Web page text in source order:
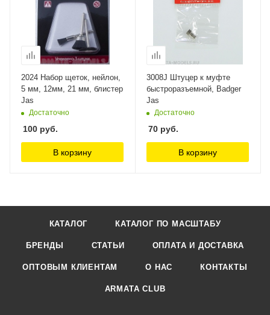
2024 Набор щеток, нейлон,
5 мм, 12мм, 21 мм, блистер
Jas
Достаточно
100 руб.
В корзину
3008J Штуцер к муфте
быстроразъемной, Badger
Jas
Достаточно
70 руб.
В корзину
КАТАЛОГ КАТАЛОГ ПО МАСШТАБУ
БРЕНДЫ СТАТЬИ ОПЛАТА И ДОСТАВКА
ОПТОВЫМ КЛИЕНТАМ О НАС КОНТАКТЫ
ARMATA CLUB